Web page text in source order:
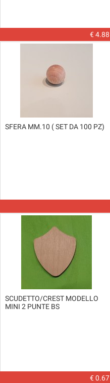
€ 4.88
SFERA MM.10 ( SET DA 100 PZ)
SCUDETTO/CREST MODELLO
MINI 2 PUNTE BS
€ 0.67